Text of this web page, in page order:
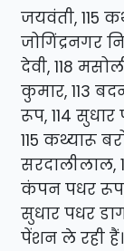
जयवंती, 115
जोगिंद्रनगर
देवी, 118
कुमार, 113
रूप, 114 सुधार
115 कथ्यारू
सरदालीलाल,
कंपन पधर रूप,
सुधार पधर
पेंशन ले रही हैं।